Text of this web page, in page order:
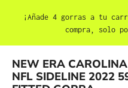
¡Añade 4 gorras a tu
compra, solo
NEW ERA
NFL SIDELINE 2022
Omitir galería de imágenes